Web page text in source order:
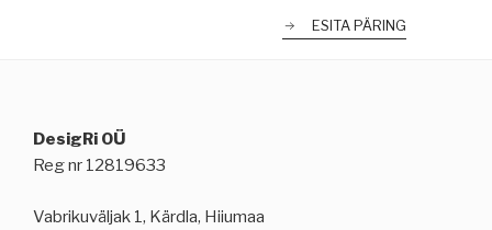
ESITA PÄRING
DesigRi OÜ
Reg nr 12819633
Vabrikuväljak 1, Kärdla, Hiiumaa